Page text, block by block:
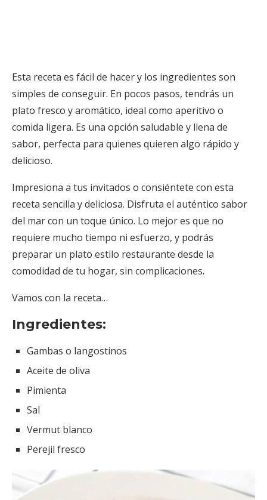
Esta receta es fácil de hacer y los ingredientes son
simples de conseguir. En pocos pasos, tendrás un
plato fresco y aromático, ideal como aperitivo o
comida ligera. Es una opción saludable y llena de
sabor, perfecta para quienes quieren algo rápido y
delicioso.
Impresiona a tus invitados o consiéntete con esta
receta sencilla y deliciosa. Disfruta el auténtico sabor
del mar con un toque único. Lo mejor es que no
requiere mucho tiempo ni esfuerzo, y podrás
preparar un plato estilo restaurante desde la
comodidad de tu hogar, sin complicaciones.
Vamos con la receta…
Ingredientes:
Gambas o langostinos
Aceite de oliva
Pimienta
Sal
Vermut blanco
Perejil fresco